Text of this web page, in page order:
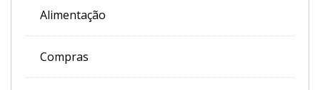
Alimentação
Compras